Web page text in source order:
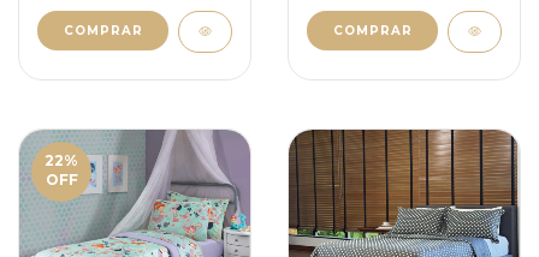
COMPRAR COMPRAR
22%
OFF